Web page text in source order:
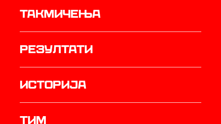
Такмичења
резултати
историја
ТИМ